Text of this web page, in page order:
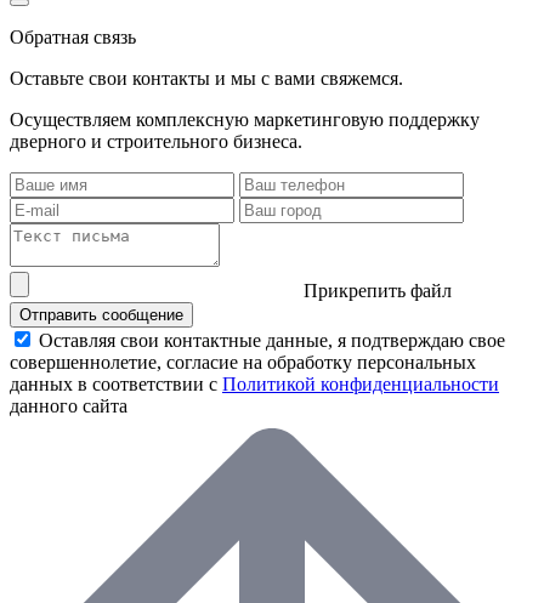
Обратная связь
Оставьте свои контакты и мы с вами свяжемся.
Осуществляем комплексную маркетинговую поддержку
дверного и строительного бизнеса.
Прикрепить файл
Отправить сообщение
Оставляя свои контактные данные, я подтверждаю свое
совершеннолетие, согласие на обработку персональных
данных в соответствии с Политикой конфиденциальности
данного сайта